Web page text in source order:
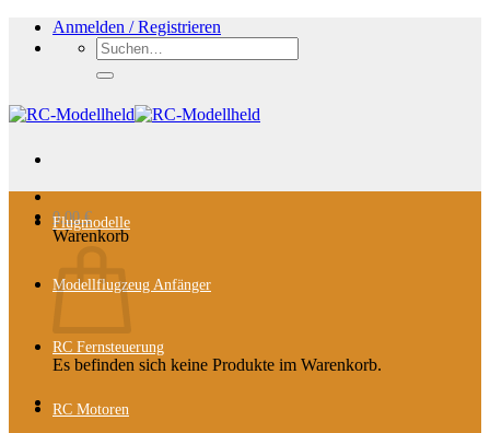
Zum
Inhalt
Anmelden / Registrieren
Suchen
nach:
0,00€
Warenkorb
Es befinden sich keine Produkte im Warenkorb.
Flugmodelle
Modellflugzeug Anfänger
RC Fernsteuerung
RC Motoren